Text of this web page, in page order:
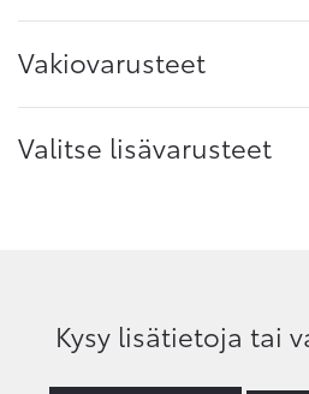
Vakiovarusteet
Valitse lisävarusteet
Kysy lisätietoja tai